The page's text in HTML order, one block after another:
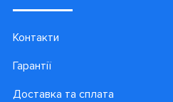
Контакти
Гарантії
Доставка та сплата